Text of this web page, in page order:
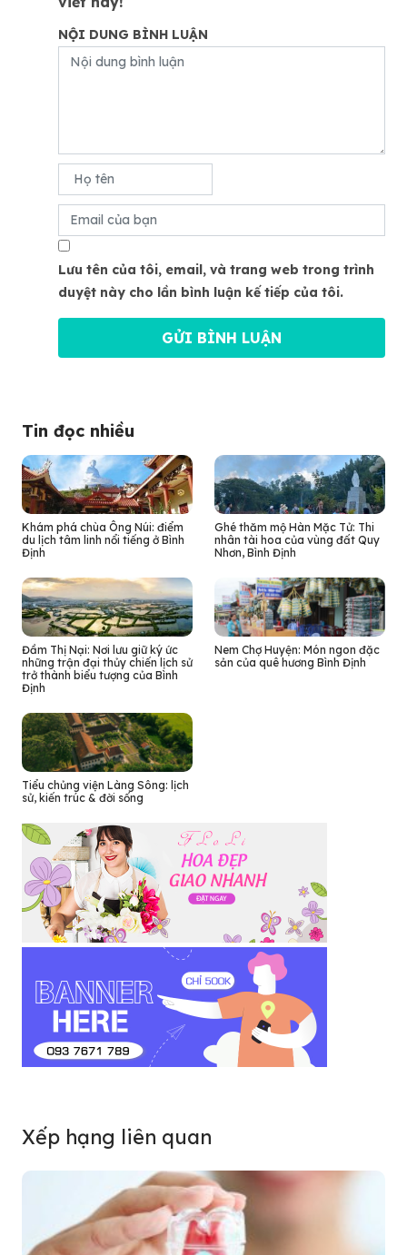
NỘI DUNG BÌNH LUẬN
Lưu tên của tôi, email, và trang web trong trình
duyệt này cho lần bình luận kế tiếp của tôi.
Tin đọc nhiều
Khám phá chùa Ông Núi: điểm
du lịch tâm linh nổi tiếng ở Bình
Định
Ghé thăm mộ Hàn Mặc Tử: Thi
nhân tài hoa của vùng đất Quy
Nhơn, Bình Định
Đầm Thị Nại: Nơi lưu giữ ký ức
những trận đại thủy chiến lịch sử
trở thành biểu tượng của Bình
Định
Nem Chợ Huyện: Món ngon đặc
sản của quê hương Bình Định
Tiểu chủng viện Làng Sông: lịch
sử, kiến trúc & đời sống
Xếp hạng liên quan